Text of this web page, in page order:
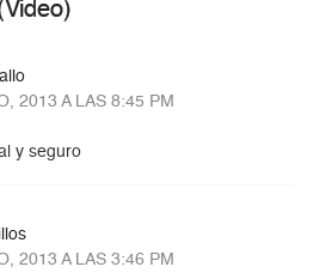
2013 A LAS 8:45 PM
y seguro
2013 A LAS 3:46 PM